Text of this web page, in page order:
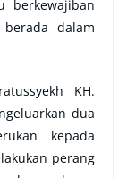
berkewajiban
berada dalam
KH.
dua
kepada
perang